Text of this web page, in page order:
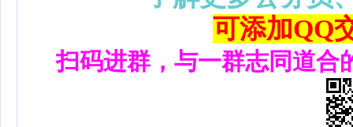
可添加QQ
扫码进群，与一群志同道合